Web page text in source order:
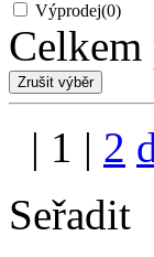
Výprodej(0)
| 1 | 2
Seřadit